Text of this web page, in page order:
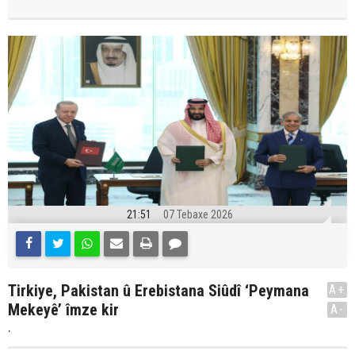
21:51 07 Tebaxe 2026
Tirkiye, Pakistan û Erebistana Siûdî ‘Peymana
Mekeyê’ îmze kir
.
A+
A-